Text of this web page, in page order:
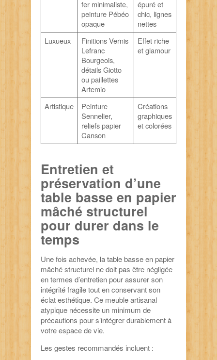
fer minimaliste,
peinture Pébéo
opaque
épuré et
chic, lignes
nettes
Luxueux
Finitions Vernis
Lefranc
Bourgeois,
détails Giotto
ou paillettes
Artemio
Effet riche
et glamour
Artistique
Peinture
Sennelier,
reliefs papier
Canson
Créations
graphiques
et colorées
Entretien et
préservation d’une
table basse en papier
mâché structurel
pour durer dans le
temps
Une fois achevée, la table basse en papier
mâché structurel ne doit pas être négligée
en termes d’entretien pour assurer son
intégrité fragile tout en conservant son
éclat esthétique. Ce meuble artisanal
atypique nécessite un minimum de
précautions pour s’intégrer durablement à
votre espace de vie.
Les gestes recommandés incluent :